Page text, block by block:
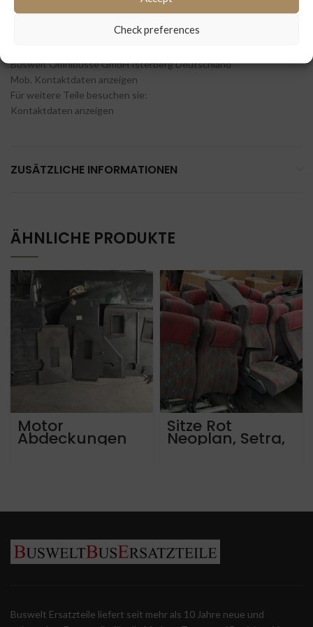
Check preferences
– Steuersgeräte, Beleuchtung
Buswelt Omnibusse GmbH Isterberg Deutschland
Mob. Kontaktdaten anzeigen
Für weitere Teile besuchen sie:
Kontaktdaten anzeigen
ZUSÄTZLICHE INFORMATIONEN
ÄHNLICHE PRODUKTE
Motor
Abdeckungen
Mercedes Setra
Sitze Rot
Neoplan, Setra,
Mercedes
Buswelt Ersatzteile liefert seit mehr als 10 Jahre neue und